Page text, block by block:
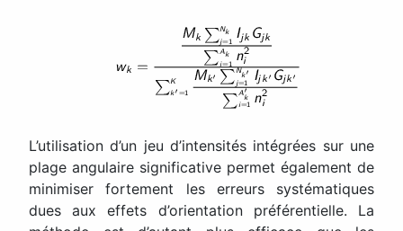
L’utilisation d’un jeu d’intensités intégrées sur une
plage angulaire significative permet également de
minimiser fortement les erreurs systématiques
dues aux effets d’orientation préférentielle. La